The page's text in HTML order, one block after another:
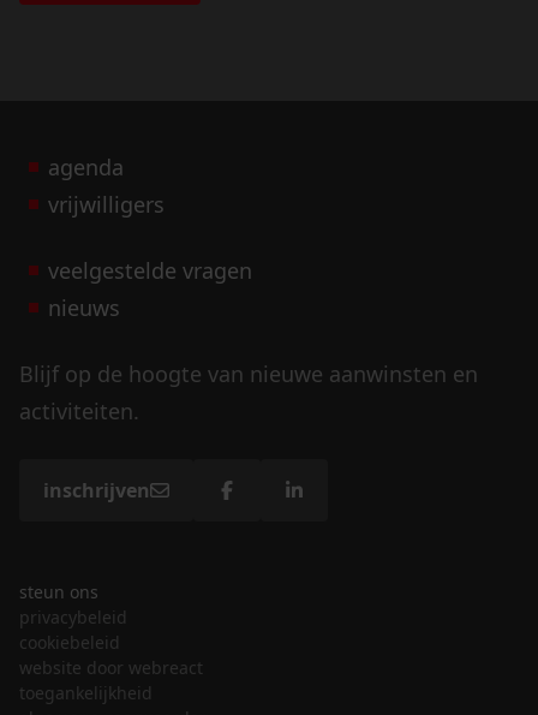
agenda
vrijwilligers
veelgestelde vragen
nieuws
Blijf op de hoogte van nieuwe aanwinsten en
activiteiten.
inschrijven
steun ons
privacybeleid
cookiebeleid
website door webreact
toegankelijkheid